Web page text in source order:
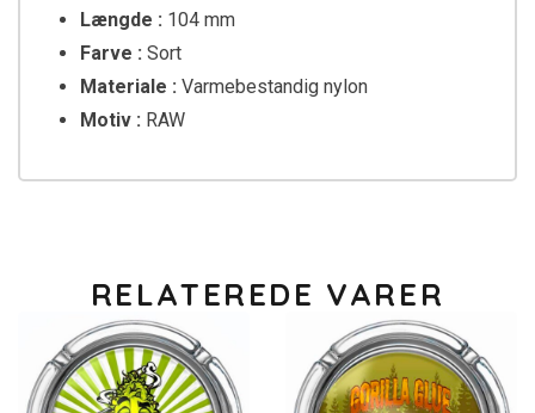
Længde : 104 mm
Farve : Sort
Materiale : Varmebestandig nylon
Motiv : RAW
RELATEREDE VARER